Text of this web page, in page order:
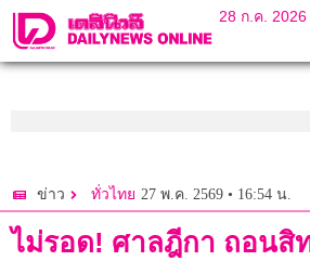
28 ก.ค. 2026
ข่าว ทั่วไทย 27 พ.ค. 2569 • 16:54 น.
ไม่รอด! ศาลฎีกา ถอนสิ